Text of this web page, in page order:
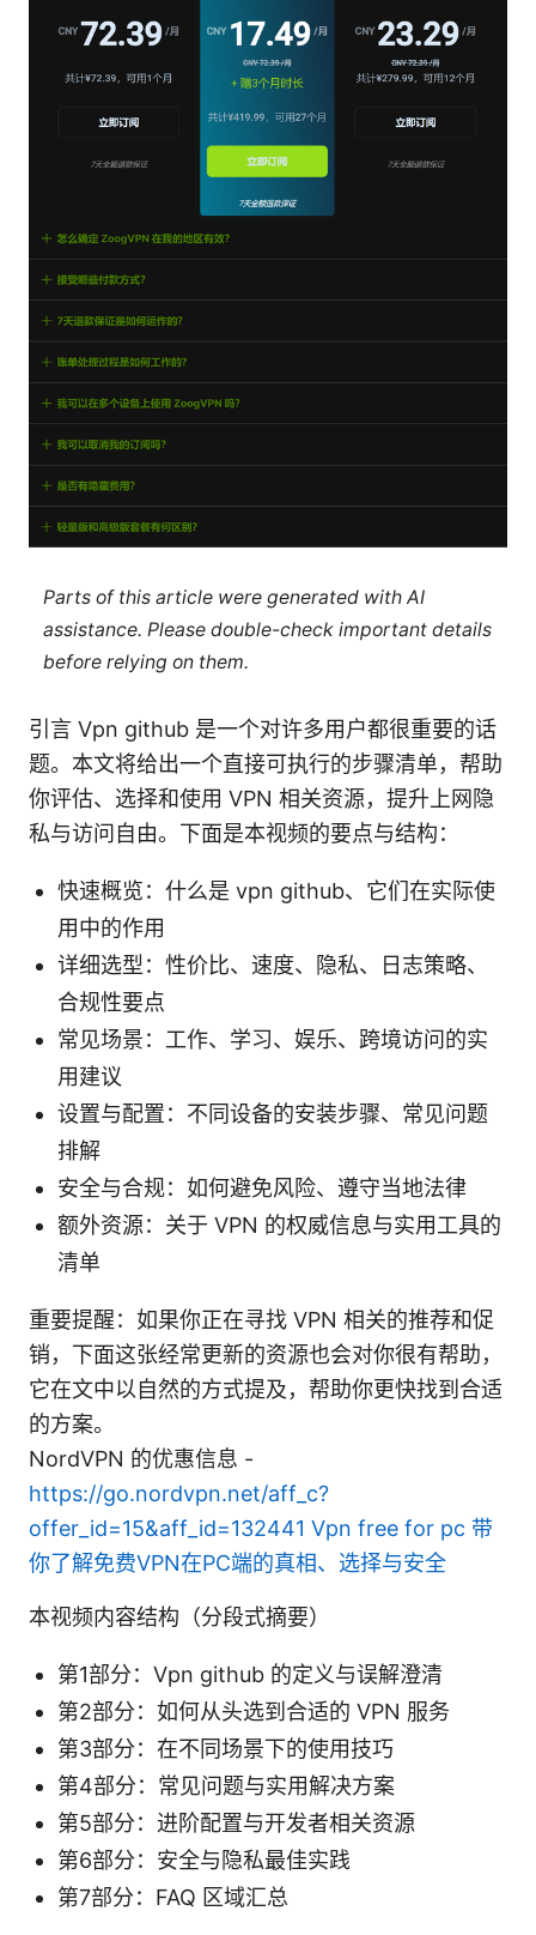
Parts of this article were generated with AI
assistance. Please double-check important details
before relying on them.
引言 Vpn github 是一个对许多用户都很重要的话
题。本文将给出一个直接可执行的步骤清单，帮助
你评估、选择和使用 VPN 相关资源，提升上网隐
私与访问自由。下面是本视频的要点与结构：
快速概览：什么是 vpn github、它们在实际使
用中的作用
详细选型：性价比、速度、隐私、日志策略、
合规性要点
常见场景：工作、学习、娱乐、跨境访问的实
用建议
设置与配置：不同设备的安装步骤、常见问题
排解
安全与合规：如何避免风险、遵守当地法律
额外资源：关于 VPN 的权威信息与实用工具的
清单
重要提醒：如果你正在寻找 VPN 相关的推荐和促
销，下面这张经常更新的资源也会对你很有帮助，
它在文中以自然的方式提及，帮助你更快找到合适
的方案。
NordVPN 的优惠信息 -
https://go.nordvpn.net/aff_c?
offer_id=15&aff_id=132441 Vpn free for pc 带
你了解免费VPN在PC端的真相、选择与安全
本视频内容结构（分段式摘要）
第1部分：Vpn github 的定义与误解澄清
第2部分：如何从头选到合适的 VPN 服务
第3部分：在不同场景下的使用技巧
第4部分：常见问题与实用解决方案
第5部分：进阶配置与开发者相关资源
第6部分：安全与隐私最佳实践
第7部分：FAQ 区域汇总